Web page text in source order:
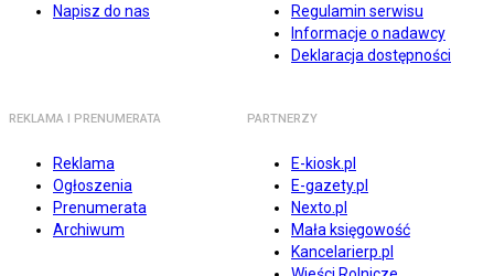
Napisz do nas
Regulamin serwisu
Informacje o nadawcy
Deklaracja dostępności
REKLAMA I PRENUMERATA
Reklama
Ogłoszenia
Prenumerata
Archiwum
PARTNERZY
E-kiosk.pl
E-gazety.pl
Nexto.pl
Mała księgowość
Kancelarierp.pl